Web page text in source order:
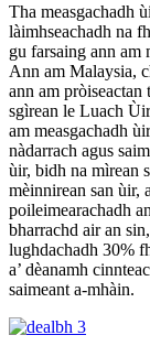
Tha measgachadh
làimhseachadh na
gu farsaing ann am
Ann am Malaysia,
ann am
sgìrean le Luach
am measgachadh
nàdarrach agus
ùir, bidh na mìrean
mèinnirean san ùir,
poileimearachadh
bharrachd air an
lughdachadh 30%
a’ dèanamh
saimeant a-mhàin.